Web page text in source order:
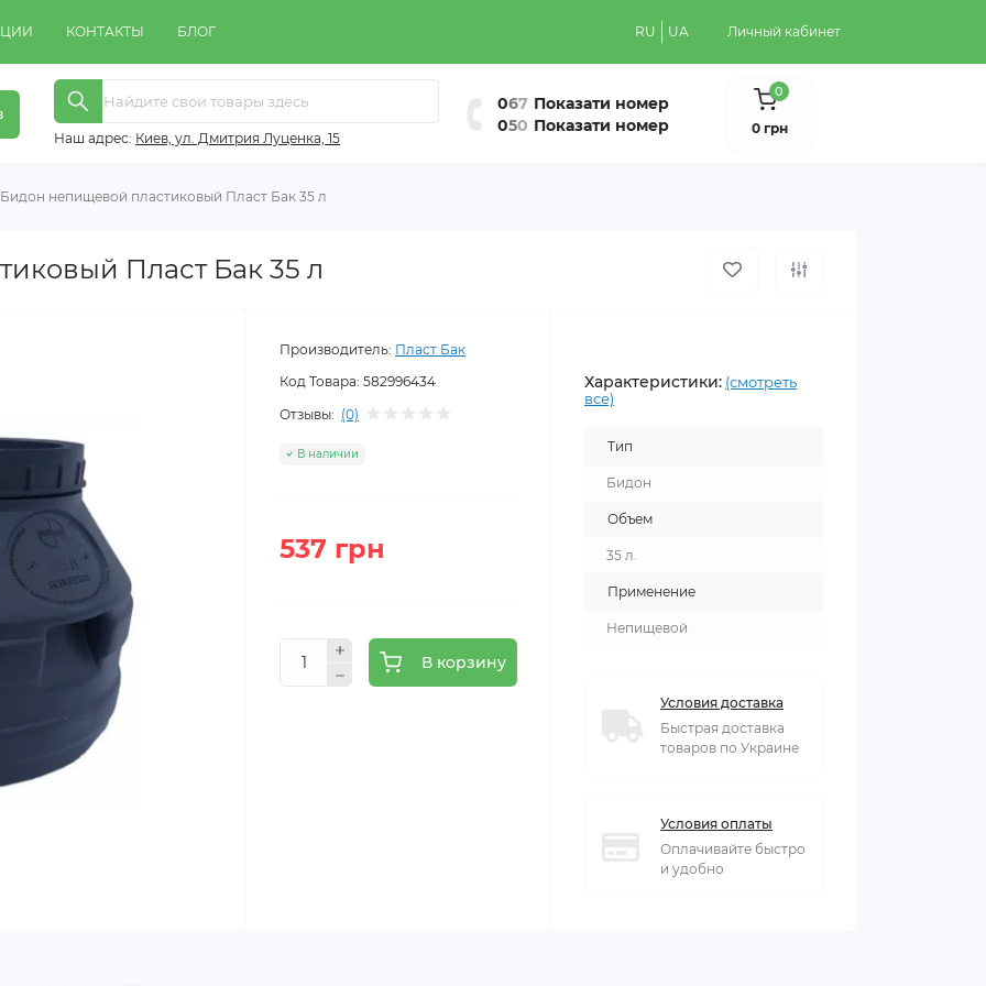
КОНТАКТЫ БЛОГ RU UA Личный кабинет
Наш адрес: Киeв, ул. Дмитрия Луценка, 15
067 Показати номер
050 Показати номер
0
0 грн
Бидон непищевой пластиковый Пласт Бак 35 л
Пласт Бак 35 л
Производитель: Пласт Бак
Код Товара: 582996434
Отзывы: (0)
В наличии
537 грн
В корзину
Характеристики: (смотреть
все)
Тип
Бидон
Объем
35 л.
Применение
Непищевой
Условия доставка
Быстрая доставка
товаров по Украине
Условия оплаты
Оплачивайте быстро
и удобно